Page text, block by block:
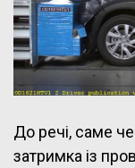
До речі, саме
затримка із